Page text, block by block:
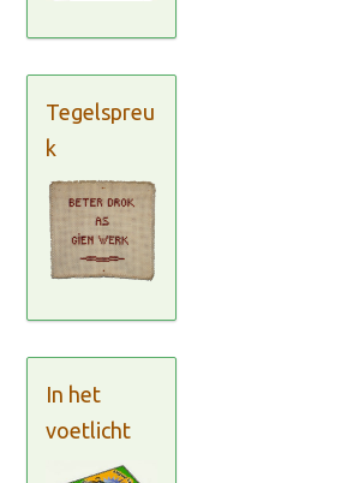
Tegelspreu
k
In het
voetlicht